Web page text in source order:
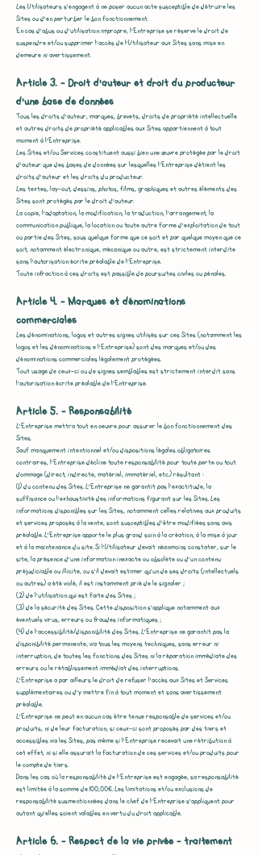
Les Utilisateurs s'engagent à ne poser aucun acte susceptible de détruire les
Sites ou d'en perturber le bon fonctionnement.
En cas d'abus ou d'utilisation impropre, l’Entreprise se réserve le droit de
suspendre et/ou supprimer l'accès de l'Utilisateur aux Sites sans mise en
demeure ni avertissement.
Article 3. - Droit d'auteur et droit du producteur
d'une base de données
Tous les droits d'auteur, marques, brevets, droits de propriété intellectuelle
et autres droits de propriété applicables aux Sites appartiennent à tout
moment à l’Entreprise.
Les Sites et/ou Services constituent aussi bien une œuvre protégée par le droit
d'auteur que des bases de données sur lesquelles l’Entreprise détient les
droits d'auteur et les droits du producteur.
Les textes, lay-out, dessins, photos, films, graphiques et autres éléments des
Sites sont protégés par le droit d'auteur.
La copie, l'adaptation, la modification, la traduction, l'arrangement, la
communication publique, la location ou toute autre forme d'exploitation de tout
ou partie des Sites, sous quelque forme que ce soit et par quelque moyen que ce
soit, notamment électronique, mécanique ou autre, est strictement interdite
sans l'autorisation écrite préalable de l’Entreprise.
Toute infraction à ces droits est passible de poursuites civiles ou pénales.
Article 4. - Marques et dénominations
commerciales
Les dénominations, logos et autres signes utilisés sur ces Sites (notamment les
logos et les dénominations e l’Entreprise) sont des marques et/ou des
dénominations commerciales légalement protégées.
Tout usage de ceux-ci ou de signes semblables est strictement interdit sans
l'autorisation écrite préalable de l’Entreprise.
Article 5. - Responsabilité
L’Entreprise mettra tout en oeuvre pour assurer le bon fonctionnement des
Sites.
Sauf manquement intentionnel et/ou dispositions légales obligatoires
contraires, l’Entreprise décline toute responsabilité pour toute perte ou tout
dommage (direct, indirecte, matériel, immatériel, etc.) résultant :
(1) du contenu des Sites. L’Entreprise ne garantit pas l'exactitude, la
suffisance ou l'exhaustivité des informations figurant sur les Sites. Les
informations disponibles sur les Sites, notamment celles relatives aux produits
et services proposés à la vente, sont susceptibles d'être modifiées sans avis
préalable. L’Entreprise apporte le plus grand soin à la création, à la mise à jour
et à la maintenance du site. Si l’Utilisateur devait néanmoins constater, sur le
site, la présence d’une information inexacte ou obsolète ou d’un contenu
préjudiciable ou illicite, ou s’il devait estimer qu’un de ses droits (intellectuels
ou autres) a été violé, il est instamment prié de le signaler ;
(2) de l'utilisation qui est faite des Sites ;
(3) de la sécurité des Sites. Cette disposition s'applique notamment aux
éventuels virus, erreurs ou fraudes informatiques ;
(4) de l'accessibilité/disponibilité des Sites. L’Entreprise ne garantit pas la
disponibilité permanente, via tous les moyens techniques, sans erreur ni
interruption, de toutes les fonctions des Sites ni la réparation immédiate des
erreurs ou le rétablissement immédiat des interruptions.
L’Entreprise a par ailleurs le droit de refuser l'accès aux Sites et Services
supplémentaires ou d'y mettre fin à tout moment et sans avertissement
préalable.
L’Entreprise ne peut en aucun cas être tenue responsable de services et/ou
produits, ni de leur facturation, si ceux-ci sont proposés par des tiers et
accessibles via les Sites, pas même si l’Entreprise recevait une rétribution à
cet effet, ni si elle assurait la facturation de ces services et/ou produits pour
le compte de tiers.
Dans les cas où la responsabilité de l’Entreprise est engagée, sa responsabilité
est limitée à la somme de 100,00€. Les limitations et/ou exclusions de
responsabilité susmentionnées dans le chef de l’Entreprise s'appliquent pour
autant qu'elles soient valables en vertu du droit applicable.
Article 6. - Respect de la vie privée – traitement